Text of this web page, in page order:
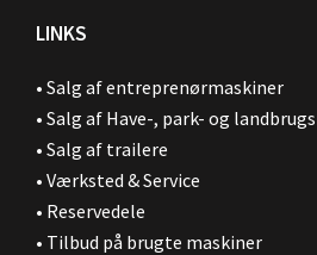
LINKS
• Salg af entreprenørmaskiner
• Salg af Have-, park- og
• Salg af trailere
• Værksted & Service
• Reservedele
• Tilbud på brugte maskiner